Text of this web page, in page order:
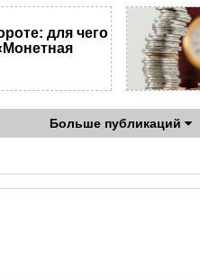
для чего
Больше публикаций